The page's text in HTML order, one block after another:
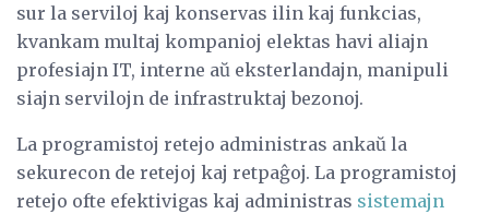
sur la serviloj kaj konservas ilin kaj funkcias,
kvankam multaj kompanioj elektas havi aliajn
profesiajn IT, interne aŭ eksterlandajn, manipuli
siajn servilojn de infrastruktaj bezonoj.
La programistoj retejo administras ankaŭ la
sekurecon de retejoj kaj retpaĝoj. La programistoj
retejo ofte efektivigas kaj administras sistemajn